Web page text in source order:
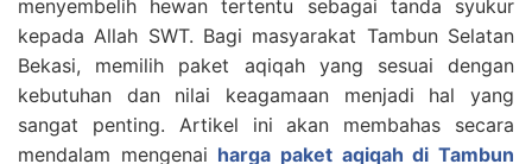
menyembelih hewan tertentu sebagai tanda syukur
kepada Allah SWT. Bagi masyarakat Tambun Selatan
Bekasi, memilih paket aqiqah yang sesuai dengan
kebutuhan dan nilai keagamaan menjadi hal yang
sangat penting. Artikel ini akan membahas secara
mendalam mengenai harga paket aqiqah di Tambun